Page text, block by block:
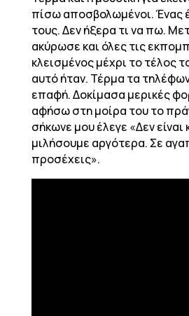
πίσω αποσβολωμένοι. Ένας
τους. Δεν ήξερα τι να πω.
ακύρωσε και όλες τις
κλεισμένος μέχρι το τέλος
αυτό ήταν. Τέρμα τα
επαφή. Δοκίμασα μερικές
αφήσω στη μοίρα του το
σήκωνε μου έλεγε «Δεν
μιλήσουμε αργότερα. Σε
προσέχεις».